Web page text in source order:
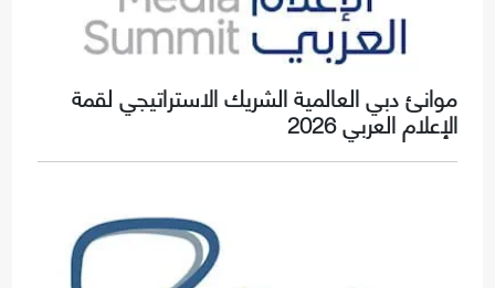
موانئ دبي العالمية الشريك الاستراتيجي لقمة
الإعلام العربي 2026